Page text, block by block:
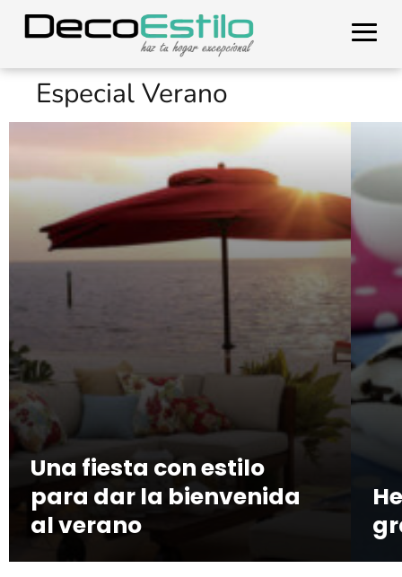
Especial Verano
Una fiesta con estilo
para dar la bienvenida
al verano